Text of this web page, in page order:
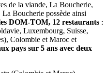
de la viande, La Boucherie,
Boucherie possède ainsi
DOM-TOM, 12 restaurants :
Luxembourg, Suisse,
Colombie et Maroc et
pays sur 5 ans avec deux